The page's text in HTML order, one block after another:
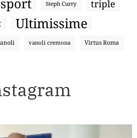
sport Steph Curry triple
Ultimissime
vanoli cremona Virtus Roma